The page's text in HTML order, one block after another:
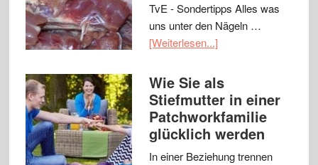
TvE - Sondertipps Alles was
uns unter den Nägeln …
[Weiterlesen...]
Wie Sie als
Stiefmutter in einer
Patchworkfamilie
glücklich werden
In einer Beziehung trennen